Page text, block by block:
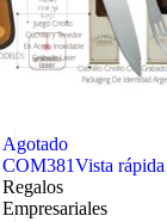
Agotado
COM381Vista rápida
Regalos
Empresariales